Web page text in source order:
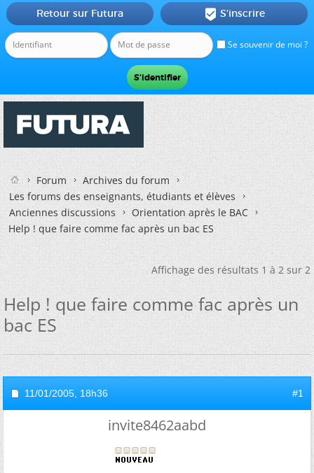
Se souvenir de moi ?
Retour sur Futura  S'inscrire
Forum
Archives du forum
Les forums des enseignants, étudiants et élèves
Anciennes discussions
Orientation après le BAC
Help ! que faire comme fac après un bac ES
Affichage des résultats 1 à 2 sur 2
Help ! que faire comme fac après un
bac ES
11/01/2005, 18h36 #1
invite8462aabd